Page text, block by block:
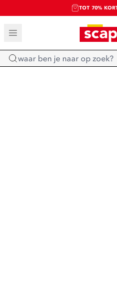
TOT 70%
SALE:SHOP
Home